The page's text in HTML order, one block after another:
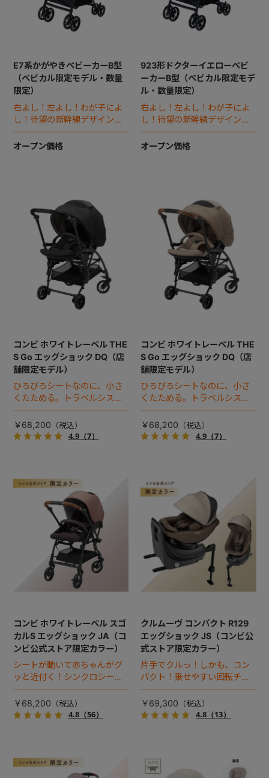
E7系かがやきベビーカーB型
（ベビカル限定モデル・数量
限定）
右よし！左よし！わが子によ
し！待望の新幹線デザインのB
型ベビーカー誕生。
オープン価格
923形ドクターイエローベビ
ーカーB型（ベビカル限定モデ
ル・数量限定）
右よし！左よし！わが子によ
し！待望の新幹線デザインのB
型ベビーカー誕生。
オープン価格
コンビ ホワイトレーベル THE
S Go エッグショック DQ（店
舗限定モデル）
ひろびろシートなのに、小さ
くたためる。トラベルシステ
ム対応ベビーカー。
￥68,200
4.9（7）
コンビ ホワイトレーベル THE
S Go エッグショック DQ（店
舗限定モデル）
ひろびろシートなのに、小さ
くたためる。トラベルシステ
ム対応ベビーカー。
￥68,200
4.9（7）
コンビ ホワイトレーベル スゴ
カルS エッグショック JA（コ
ンビ公式ストア限定カラー）
シートが動いて赤ちゃんがグ
ッと近付く！シンクロシート
搭載プレミアムベビーカー。
￥68,200
4.8（56）
クルムーヴ コンパクト R129
エッグショック JS（コンビ公
式ストア限定カラー）
片手でクルっ！しかも、コン
パクト！乗せやすい回転チャ
イルドシート。
￥69,300
4.8（13）